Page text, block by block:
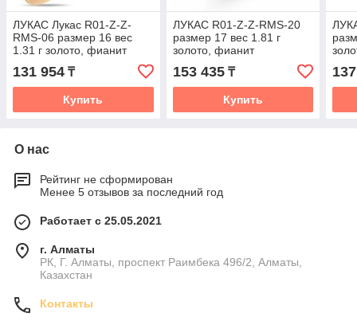
ЛУКАС Лукас R01-Z-Z-
RMS-06 размер 16 вес
1.31 г золото, фианит
131 954 ₸
Купить
ЛУКАС R01-Z-Z-RMS-20
размер 17 вес 1.81 г
золото, фианит
153 435₸
Купить
О нас
Рейтинг не сформирован
Менее 5 отзывов за последний год
Работает с 25.05.2021
г. Алматы
РК, Г. Алматы, проспект Раимбека 496/2, Алматы,
Казахстан
Контакты